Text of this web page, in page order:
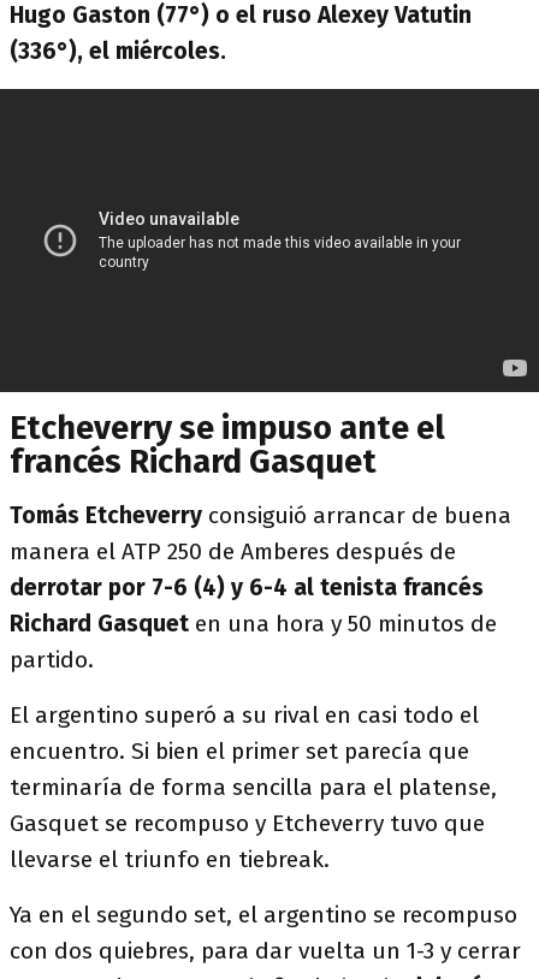
Hugo Gaston (77°) o el ruso Alexey Vatutin
(336°), el miércoles.
Etcheverry se impuso ante el
francés Richard Gasquet
Tomás Etcheverry consiguió arrancar de buena
manera el ATP 250 de Amberes después de
derrotar por 7-6 (4) y 6-4 al tenista francés
Richard Gasquet en una hora y 50 minutos de
partido.
El argentino superó a su rival en casi todo el
encuentro. Si bien el primer set parecía que
terminaría de forma sencilla para el platense,
Gasquet se recompuso y Etcheverry tuvo que
llevarse el triunfo en tiebreak.
Ya en el segundo set, el argentino se recompuso
con dos quiebres, para dar vuelta un 1-3 y cerrar